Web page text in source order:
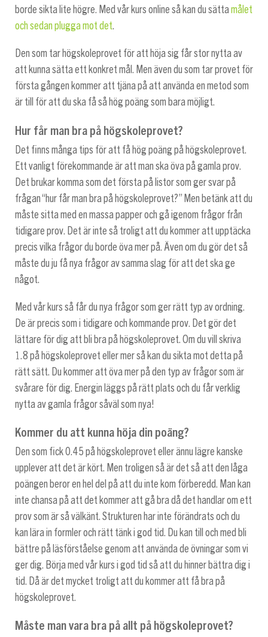
borde sikta lite högre. Med vår kurs online så kan du sätta målet
och sedan plugga mot det.
Den som tar högskoleprovet för att höja sig får stor nytta av
att kunna sätta ett konkret mål. Men även du som tar provet för
första gången kommer att tjäna på att använda en metod som
är till för att du ska få så hög poäng som bara möjligt.
Hur får man bra på högskoleprovet?
Det finns många tips för att få hög poäng på högskoleprovet.
Ett vanligt förekommande är att man ska öva på gamla prov.
Det brukar komma som det första på listor som ger svar på
frågan “hur får man bra på högskoleprovet?” Men betänk att du
måste sitta med en massa papper och gå igenom frågor från
tidigare prov. Det är inte så troligt att du kommer att upptäcka
precis vilka frågor du borde öva mer på. Även om du gör det så
måste du ju få nya frågor av samma slag för att det ska ge
något.
Med vår kurs så får du nya frågor som ger rätt typ av ordning.
De är precis som i tidigare och kommande prov. Det gör det
lättare för dig att bli bra på högskoleprovet. Om du vill skriva
1.8 på högskoleprovet eller mer så kan du sikta mot detta på
rätt sätt. Du kommer att öva mer på den typ av frågor som är
svårare för dig. Energin läggs på rätt plats och du får verklig
nytta av gamla frågor såväl som nya!
Kommer du att kunna höja din poäng?
Den som fick 0.45 på högskoleprovet eller ännu lägre kanske
upplever att det är kört. Men troligen så är det så att den låga
poängen beror en hel del på att du inte kom förberedd. Man kan
inte chansa på att det kommer att gå bra då det handlar om ett
prov som är så välkänt. Strukturen har inte förändrats och du
kan lära in formler och rätt tänk i god tid. Du kan till och med bli
bättre på läsförståelse genom att använda de övningar som vi
ger dig. Börja med vår kurs i god tid så att du hinner bättra dig i
tid. Då är det mycket troligt att du kommer att få bra på
högskoleprovet.
Måste man vara bra på allt på högskoleprovet?